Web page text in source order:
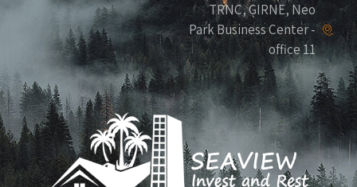
TRNC, GIRNE, Neo
Park Business Center -
office 11